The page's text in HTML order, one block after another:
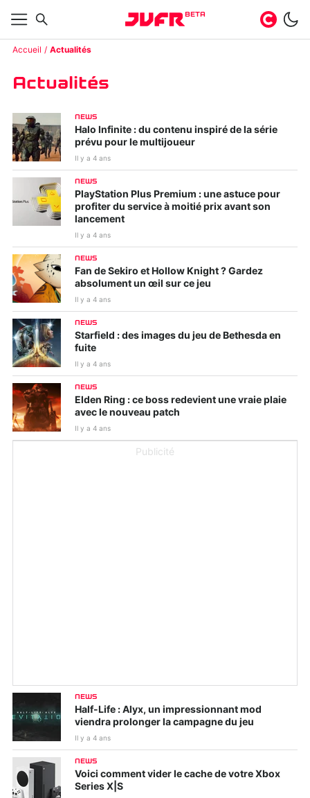
BETA
Accueil Actualités
Actualités
NEWS
Halo Infinite : du contenu inspiré de la série
prévu pour le multijoueur
Il y a 4 ans
NEWS
PlayStation Plus Premium : une astuce pour
profiter du service à moitié prix avant son
lancement
Il y a 4 ans
NEWS
Fan de Sekiro et Hollow Knight ? Gardez
absolument un œil sur ce jeu
Il y a 4 ans
NEWS
Starfield : des images du jeu de Bethesda en
fuite
Il y a 4 ans
NEWS
Elden Ring : ce boss redevient une vraie plaie
avec le nouveau patch
Il y a 4 ans
Publicité
NEWS
Half-Life : Alyx, un impressionnant mod
viendra prolonger la campagne du jeu
Il y a 4 ans
NEWS
Voici comment vider le cache de votre Xbox
Series X|S